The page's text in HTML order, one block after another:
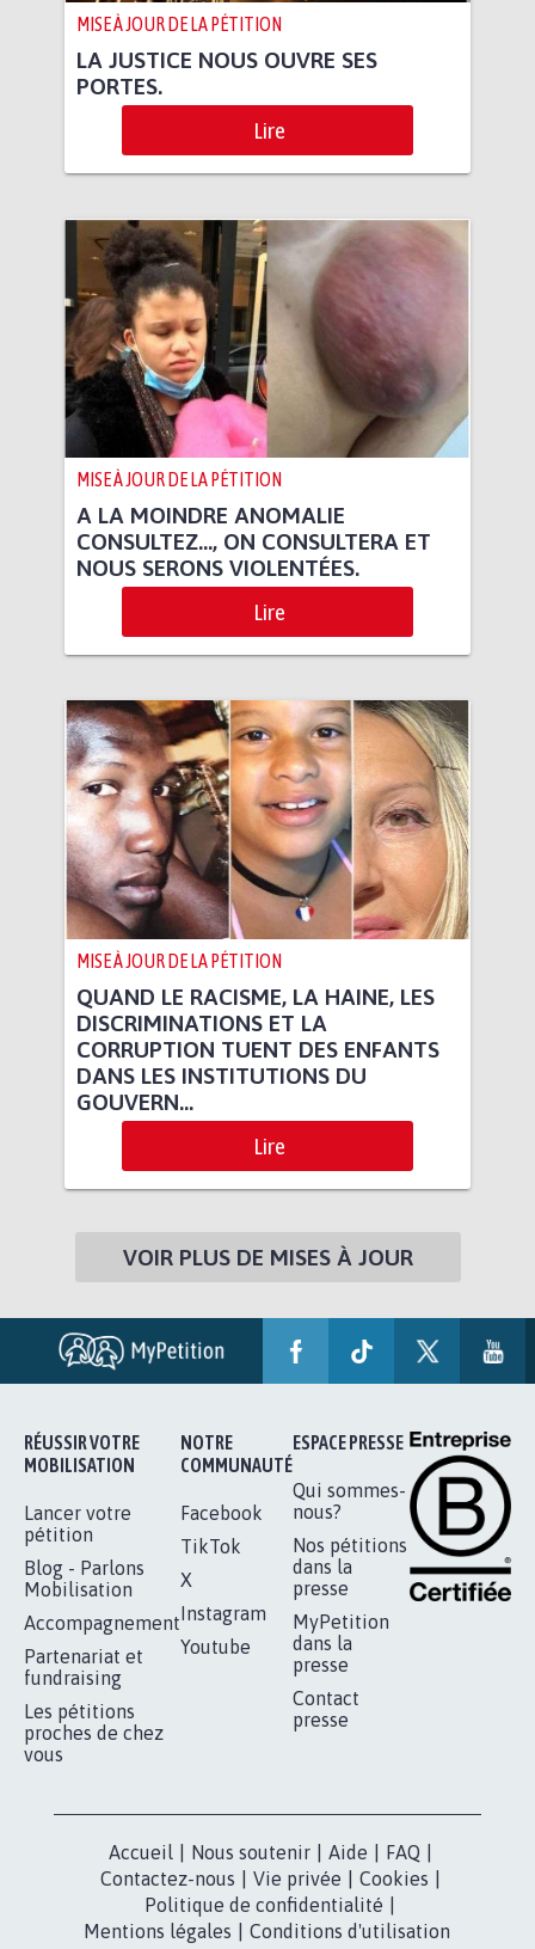
MISE À JOUR DE LA PÉTITION
LA JUSTICE NOUS OUVRE SES
PORTES.
Lire
MISE À JOUR DE LA PÉTITION
A LA MOINDRE ANOMALIE
CONSULTEZ..., ON CONSULTERA ET
NOUS SERONS VIOLENTÉES.
Lire
MISE À JOUR DE LA PÉTITION
QUAND LE RACISME, LA HAINE, LES
DISCRIMINATIONS ET LA
CORRUPTION TUENT DES ENFANTS
DANS LES INSTITUTIONS DU
GOUVERN...
Lire
VOIR PLUS DE MISES À JOUR
RÉUSSIR VOTRE
MOBILISATION
Lancer votre
pétition
Blog - Parlons
Mobilisation
Accompagnement
Partenariat et
fundraising
Les pétitions
proches de chez
vous
NOTRE
COMMUNAUTÉ
Facebook
TikTok
X
Instagram
Youtube
ESPACE PRESSE
Qui sommes-
nous?
Nos pétitions
dans la
presse
MyPetition
dans la
presse
Contact
presse
Accueil Nous soutenir Aide FAQ
Contactez-nous
Vie privée Cookies
Politique de confidentialité
Mentions légales
Conditions d'utilisation